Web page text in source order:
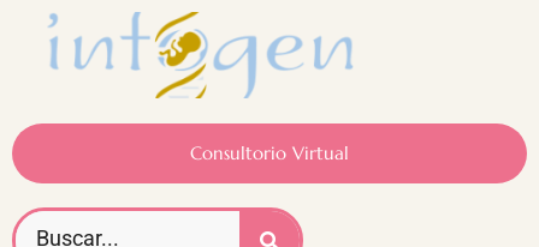
Consultorio Virtual